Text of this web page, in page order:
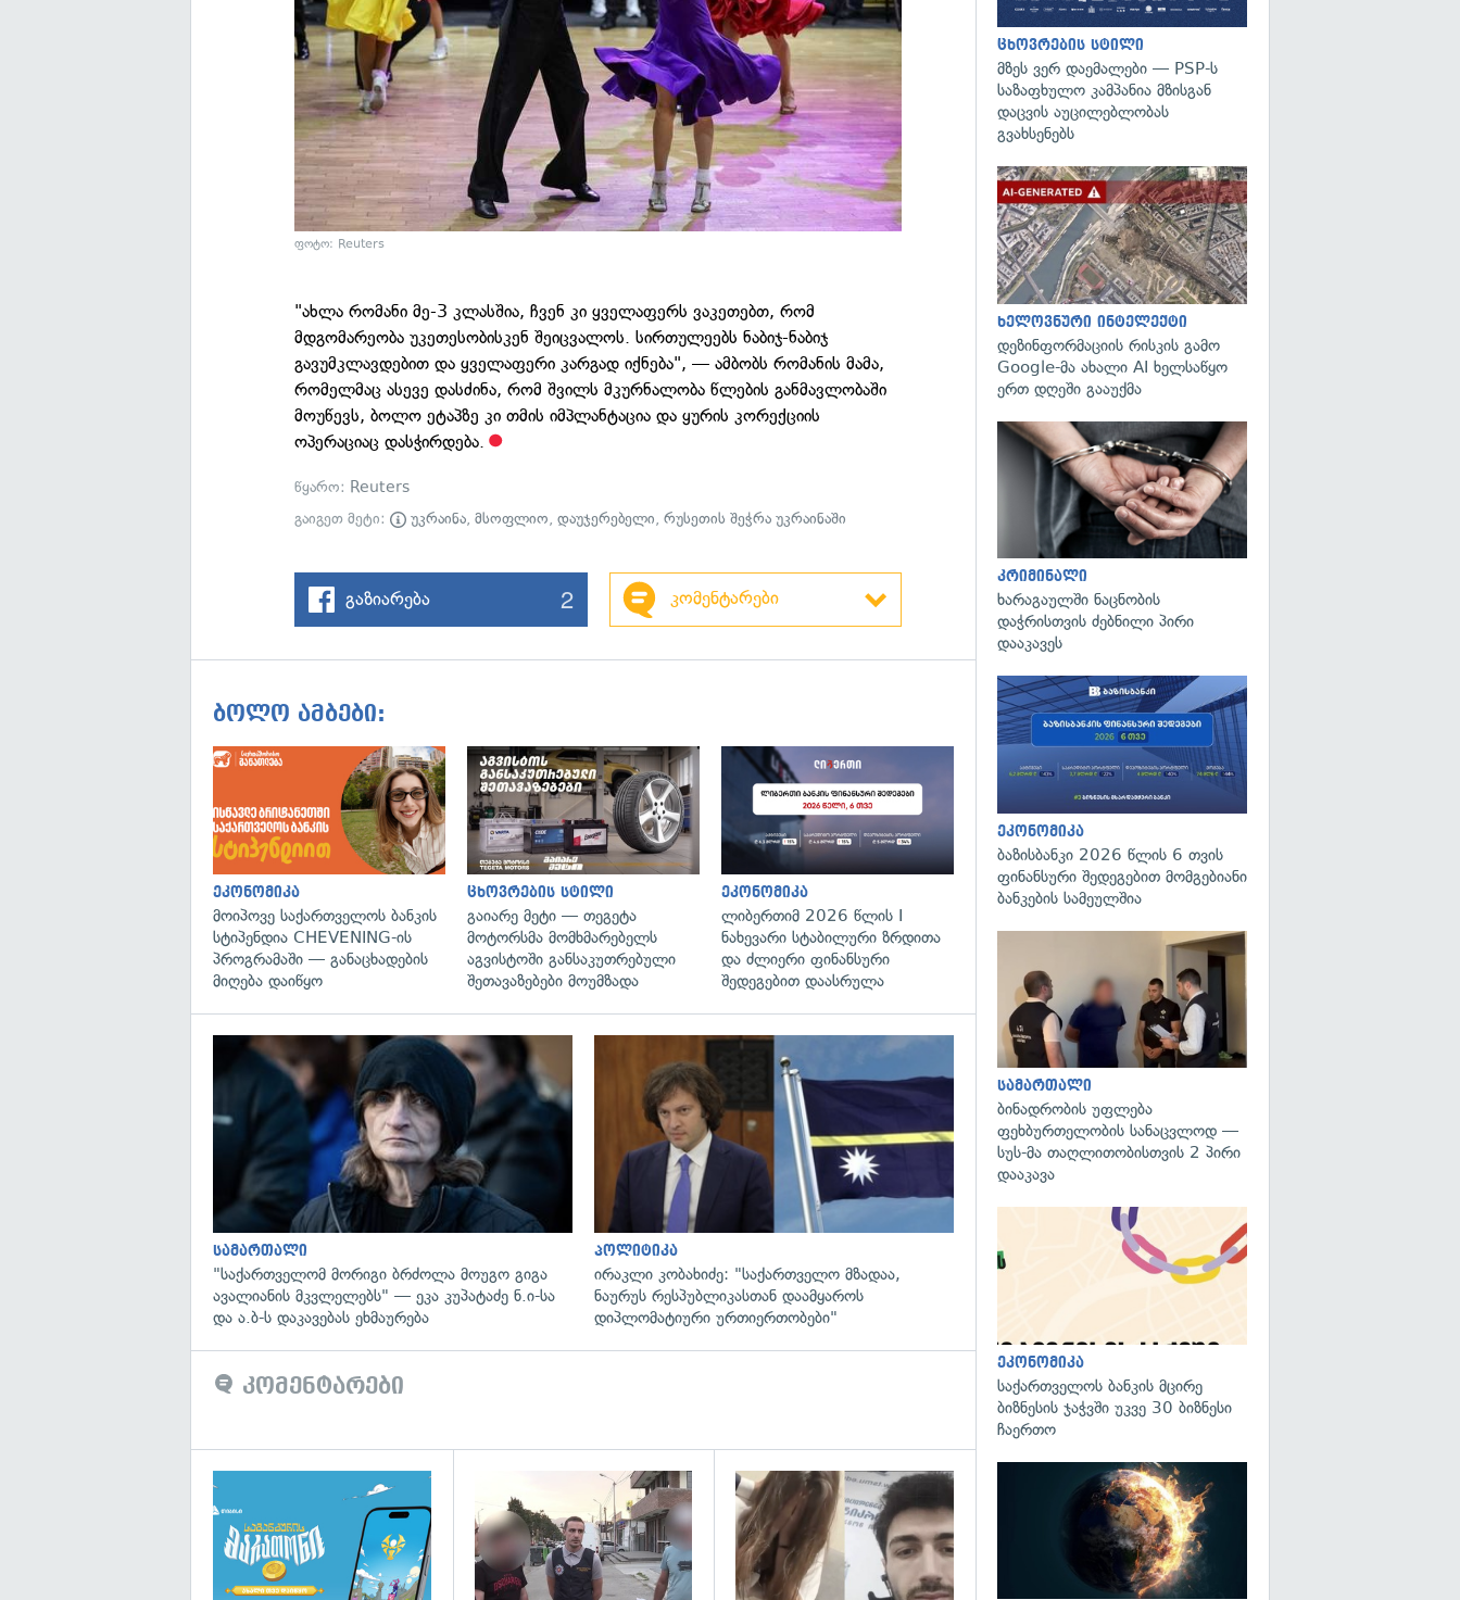
ფოტო: Reuters
"ახლა რომანი მე-3 კლასშია, ჩვენ კი ყველაფერს ვაკეთებთ, რომ
მდგომარეობა უკეთესობისკენ შეიცვალოს. სირთულეებს ნაბიჯ-ნაბიჯ
გავუმკლავდებით და ყველაფერი კარგად იქნება", — ამბობს რომანის მამა,
რომელმაც ასევე დასძინა, რომ შვილს მკურნალობა წლების განმავლობაში
მოუწევს, ბოლო ეტაპზე კი თმის იმპლანტაცია და ყურის კორექციის
ოპერაციაც დასჭირდება.
წყარო: Reuters
გაიგეთ მეტი:
უკრაინა,მსოფლიო,დაუჯერებელი,რუსეთის შეჭრა უკრაინაში
გაზიარება 2 კომენტარები
ბოლო ამბები:
ეკონომიკა
მოიპოვე საქართველოს ბანკის
სტიპენდია CHEVENING-ის
პროგრამაში — განაცხადების
მიღება დაიწყო
ცხოვრების სტილი
გაიარე მეტი — თეგეტა
მოტორსმა მომხმარებელს
აგვისტოში განსაკუთრებული
შეთავაზებები მოუმზადა
ეკონომიკა
ლიბერთიმ 2026 წლის I
ნახევარი სტაბილური ზრდითა
და ძლიერი ფინანსური
შედეგებით დაასრულა
სამართალი
"საქართველომ მორიგი ბრძოლა მოუგო გიგა
ავალიანის მკვლელებს" — ეკა კუპატაძე ნ.ი-სა
და ა.ბ-ს დაკავებას ეხმაურება
გადახედვა
პოლიტიკა
ირაკლი კობახიძე: "საქართველო მზადაა,
ნაურუს რესპუბლიკასთან დაამყაროს
დიპლომატიური ურთიერთობები"
კომენტარები
გადახედვა
ცხოვრების სტილი
მზეს ვერ დაემალები — PSP-ს
საზაფხულო კამპანია მზისგან
დაცვის აუცილებლობას
გვახსენებს
ხელოვნური ინტელექტი
დეზინფორმაციის რისკის გამო
Google-მა ახალი AI ხელსაწყო
ერთ დღეში გააუქმა
კრიმინალი
ხარაგაულში ნაცნობის
დაჭრისთვის ძებნილი პირი
დააკავეს
ეკონომიკა
ბაზისბანკი 2026 წლის 6 თვის
ფინანსური შედეგებით მომგებიანი
ბანკების სამეულშია
სამართალი
ბინადრობის უფლება
ფეხბურთელობის სანაცვლოდ —
სუს-მა თაღლითობისთვის 2 პირი
დააკავა
ეკონომიკა
საქართველოს ბანკის მცირე
ბიზნესის ჯაჭვში უკვე 30 ბიზნესი
ჩაერთო